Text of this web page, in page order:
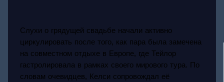
Слухи о грядущей свадьбе начали активно
циркулировать после того, как пара была замечена
на совместном отдыхе в Европе, где Тейлор
гастролировала в рамках своего мирового тура. По
словам очевидцев, Келси сопровождал её